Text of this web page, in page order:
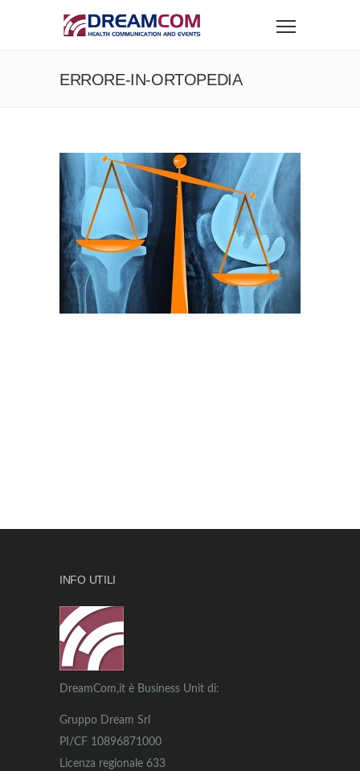
ERRORE-IN-ORTOPEDIA
INFO UTILI
DreamCom,it è Business Unit di:
Gruppo Dream Srl
PI/CF 10896871000
Licenza regionale 633